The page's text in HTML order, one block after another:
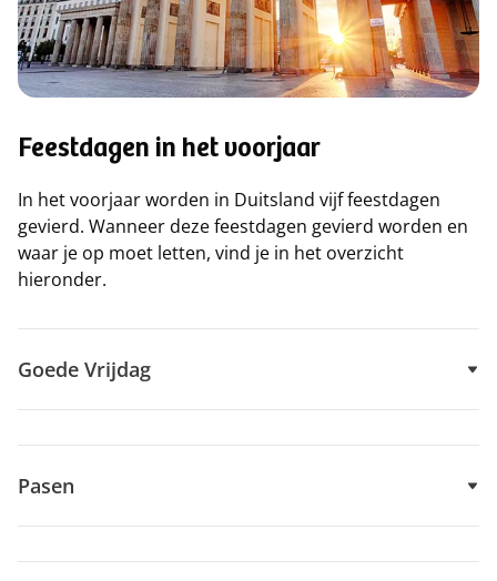
Feestdagen in het voorjaar
In het voorjaar worden in Duitsland vijf feestdagen
gevierd. Wanneer deze feestdagen gevierd worden en
waar je op moet letten, vind je in het overzicht
hieronder.
Goede Vrijdag
Pasen